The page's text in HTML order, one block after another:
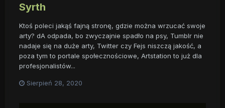
Syrth
Ktoś poleci jakąś fajną stronę, gdzie można wrzucać swoje
arty? dA odpada, bo zwyczajnie spadło na psy, Tumblr nie
nadaje się na duże arty, Twitter czy Fejs niszczą jakość, a
poza tym to portale społecznościowe, Artstation to już dla
profesjonalistów...
Sierpień 28, 2020